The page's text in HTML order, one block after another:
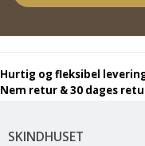
SKINDHUSET
Hurtig og fleksibel
Nem retur & 30 dages